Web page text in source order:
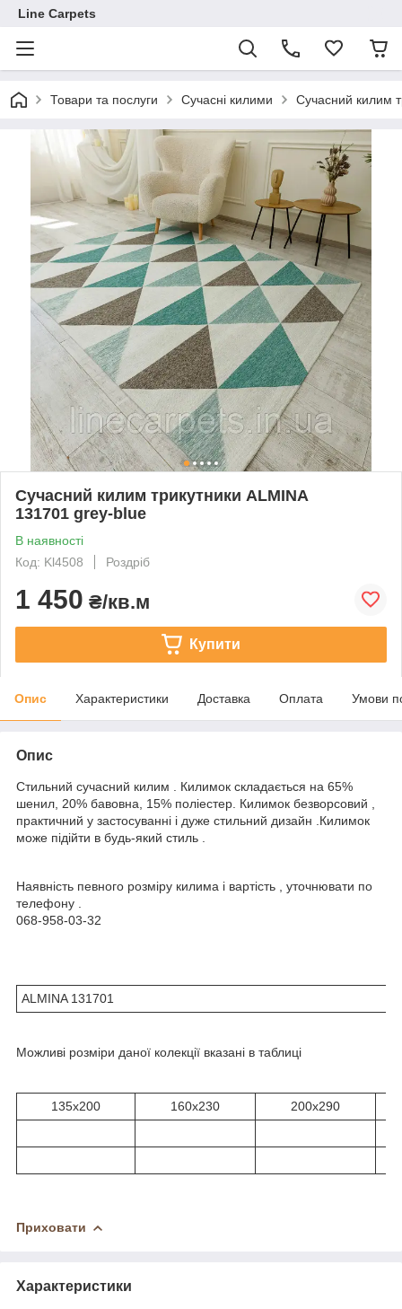
Line Carpets
Товари та послуги Сучасні килими Сучасний килим
Сучасний килим трикутники ALMINA
131701 grey-blue
В наявності
Код: Kl4508
Роздріб
1 450 ₴/кв.м
Купити
Опис Характеристики Доставка Оплата Умови
Опис
Стильний сучасний килим . Килимок складається на 65%
шенил, 20% бавовна, 15% поліестер. Килимок безворсовий ,
практичний у застосуванні і дуже стильний дизайн .Килимок
може підійти в будь-який стиль .
Наявність певного розміру килима і вартість , уточнювати по
телефону .
068-958-03-32
ALMINA 131701
Можливі розміри даної колекції вказані в таблиці
135x200 160x230 200x290
Приховати
Характеристики